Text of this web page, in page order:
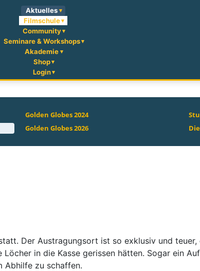
Aktuelles
Filmschule
Community
Seminare & Workshops
Akademie
Shop
Login
Golden Globes 2024
Golden Globes 2026
Der Austragungsort ist so exklusiv und
in die Kasse gerissen hätten. Sogar ein
Abhilfe zu schaffen.